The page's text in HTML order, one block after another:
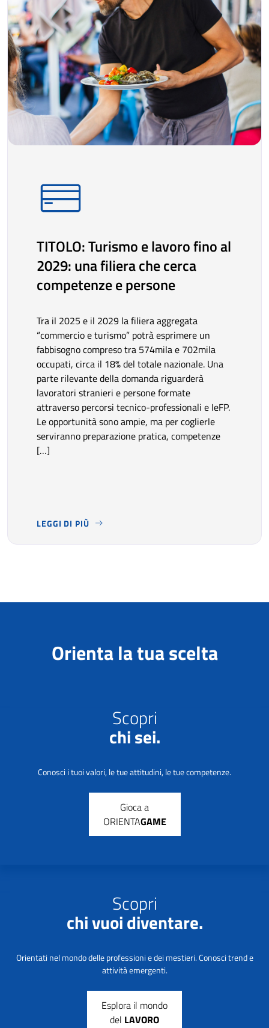
TITOLO: Turismo e lavoro fino al
2029: una filiera che cerca
competenze e persone
Tra il 2025 e il 2029 la filiera aggregata
“commercio e turismo” potrà esprimere un
fabbisogno compreso tra 574mila e 702mila
occupati, circa il 18% del totale nazionale. Una
parte rilevante della domanda riguarderà
lavoratori stranieri e persone formate
attraverso percorsi tecnico-professionali e IeFP.
Le opportunità sono ampie, ma per coglierle
serviranno preparazione pratica, competenze
[…]
LEGGI DI PIÙ
TRA IL 2025 E IL 2029 LA FILIERA AGGREGATA
Orienta la tua scelta
Scopri
chi sei.
Conosci i tuoi valori, le tue attitudini, le tue competenze.
Gioca a
ORIENTAGAME
Scopri
chi vuoi diventare.
Orientati nel mondo delle professioni e dei mestieri. Conosci trend e
attività emergenti.
Esplora il mondo
del LAVORO